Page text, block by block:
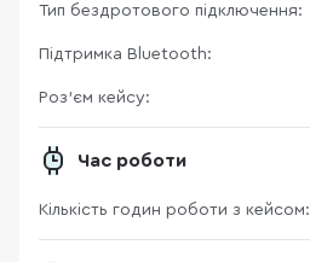
Тип бездротового підключення:
Підтримка Bluetooth:
Роз'єм кейсу:
Час роботи
Кількість годин роботи з кейсом: